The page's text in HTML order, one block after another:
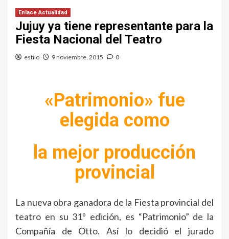
Enlace Actualidad
Jujuy ya tiene representante para la
Fiesta Nacional del Teatro
estilo 9 noviembre, 2015 0
«Patrimonio» fue
elegida como
la mejor producción
provincial
La nueva obra ganadora de la Fiesta provincial del
teatro en su 31º edición, es “Patrimonio” de la
Compañía de Otto. Así lo decidió el jurado